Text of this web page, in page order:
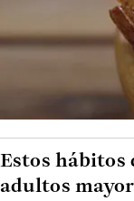
Estos hábitos
adultos